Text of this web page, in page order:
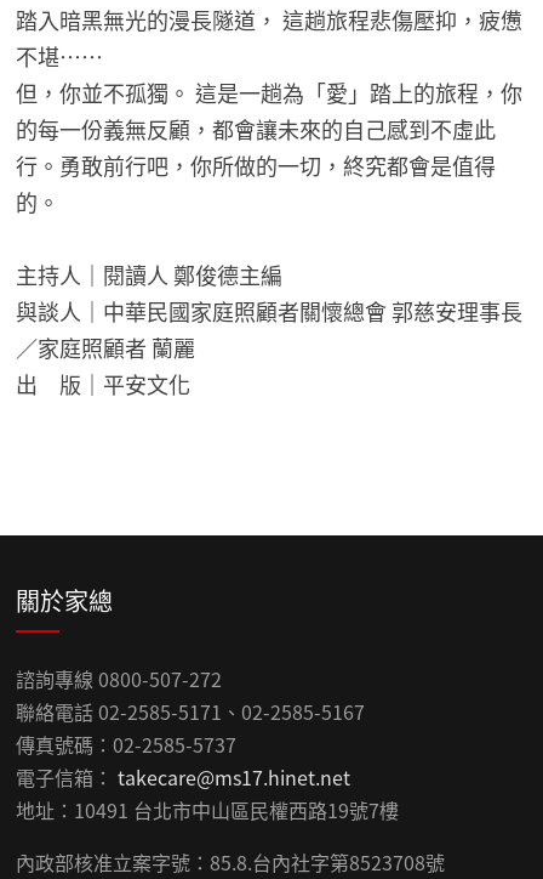
踏入暗黑無光的漫長隧道， 這趟旅程悲傷壓抑，疲憊
不堪……
但，你並不孤獨。 這是一趟為「愛」踏上的旅程，你
的每一份義無反顧，都會讓未來的自己感到不虛此
行。勇敢前行吧，你所做的一切，終究都會是值得
的。
主持人｜閱讀人 鄭俊德主編
與談人｜中華民國家庭照顧者關懷總會 郭慈安理事長
／家庭照顧者 蘭麗
出 版｜平安文化
關於家總
諮詢專線 0800-507-272
聯絡電話 02-2585-5171、02-2585-5167
傳真號碼：02-2585-5737
電子信箱：takecare@ms17.hinet.net
地址：10491 台北市中山區民權西路19號7樓
內政部核准立案字號：85.8.台內社字第8523708號